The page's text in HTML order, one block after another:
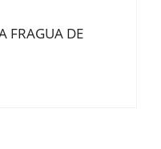
FRAGUA DE